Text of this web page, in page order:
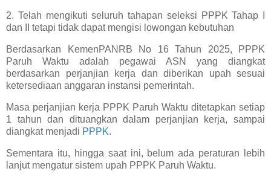
2. Telah mengikuti seluruh tahapan seleksi PPPK Tahap I
dan II tetapi tidak dapat mengisi lowongan kebutuhan
Berdasarkan KemenPANRB No 16 Tahun 2025, PPPK
Paruh Waktu adalah pegawai ASN yang diangkat
berdasarkan perjanjian kerja dan diberikan upah sesuai
ketersediaan anggaran instansi pemerintah.
Masa perjanjian kerja PPPK Paruh Waktu ditetapkan setiap
1 tahun dan dituangkan dalam perjanjian kerja, sampai
diangkat menjadi PPPK.
Sementara itu, hingga saat ini, belum ada peraturan lebih
lanjut mengatur sistem upah PPPK Paruh Waktu.